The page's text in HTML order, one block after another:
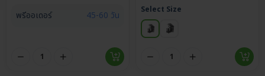
พรีออเดอร์ 45-60 วัน
Select Size